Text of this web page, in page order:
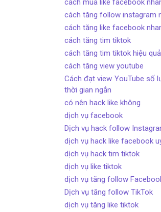
cách mua like facebook
cách tăng follow instagram
cách tăng like facebook
cách tăng tim tiktok
cách tăng tim tiktok hiệu quả
cách tăng view youtube
Cách đạt view YouTube số
thời gian ngắn
có nên hack like không
dịch vụ facebook
Dịch vụ hack follow
dịch vụ hack like facebook
dịch vụ hack tim tiktok
dịch vụ like tiktok
dịch vụ tăng follow
Dịch vụ tăng follow TikTok
dịch vụ tăng like tiktok